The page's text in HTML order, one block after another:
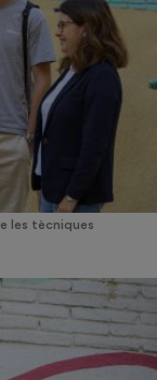
les tècniques